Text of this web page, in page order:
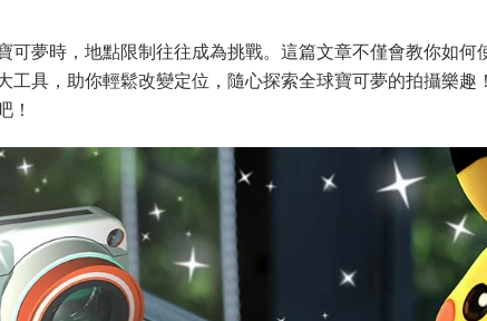
可夢時，地點限制往往成為挑戰。這篇文章不僅會教你如何
工具，助你輕鬆改變定位，隨心探索全球寶可夢的拍攝樂趣
！